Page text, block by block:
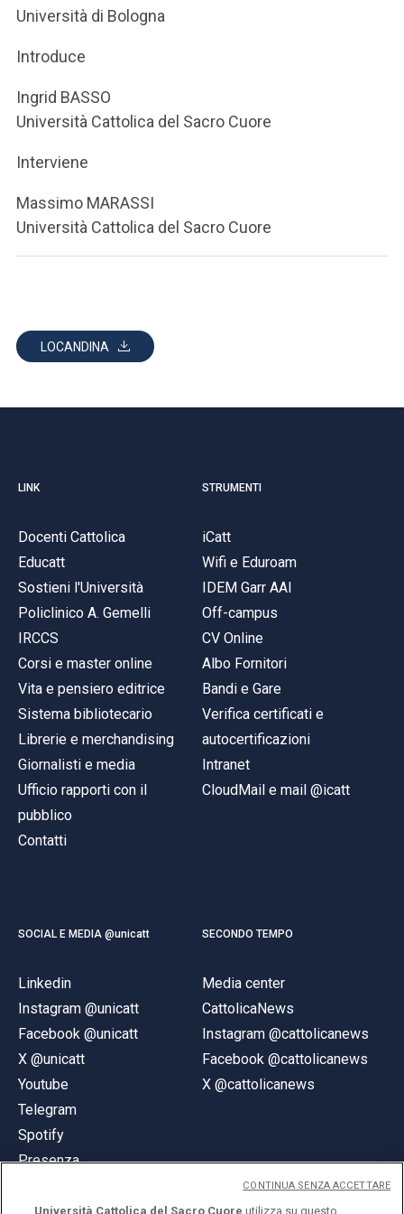
SEI UN DOCENTE O UN MEMBRO DELLO STAFF
ACCEDI A CLOUDMAIL
Università di Bologna
Introduce
Ingrid BASSO
Università Cattolica del Sacro Cuore
Interviene
Massimo MARASSI
Università Cattolica del Sacro Cuore
LOCANDINA
LINK
Docenti Cattolica
Educatt
Sostieni l'Università
Policlinico A. Gemelli
IRCCS
Corsi e master online
Vita e pensiero editrice
Sistema bibliotecario
Librerie e merchandising
Giornalisti e media
Ufficio rapporti con il
pubblico
Contatti
STRUMENTI
iCatt
Wifi e Eduroam
IDEM Garr AAI
Off-campus
CV Online
Albo Fornitori
Bandi e Gare
Verifica certificati e
autocertificazioni
Intranet
CloudMail e mail @icatt
SOCIAL E MEDIA @unicatt
Linkedin
Instagram @unicatt
Facebook @unicatt
X @unicatt
Youtube
Telegram
Spotify
Presenza
SECONDO TEMPO
Media center
CattolicaNews
Instagram @cattolicanews
Facebook @cattolicanews
X @cattolicanews
Università Cattolica del Sacro Cuore utilizza su questo
CONTINUA SENZA ACCETTARE